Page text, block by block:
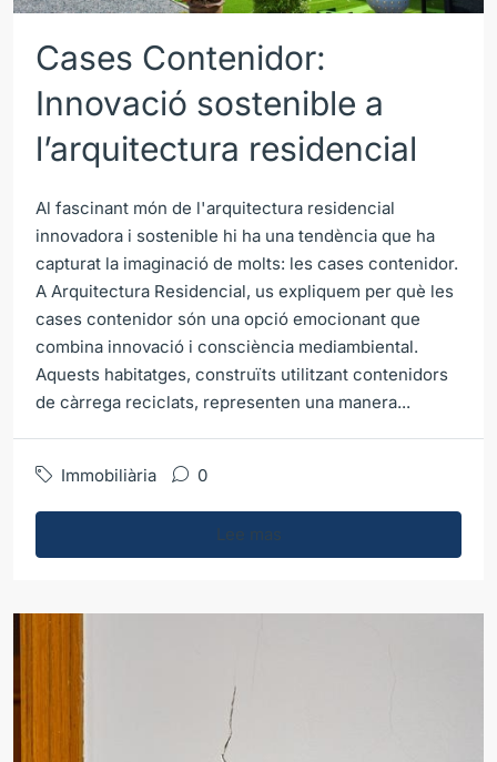
Cases Contenidor:
Innovació sostenible a
l’arquitectura residencial
Al fascinant món de l'arquitectura residencial
innovadora i sostenible hi ha una tendència que ha
capturat la imaginació de molts: les cases contenidor.
A Arquitectura Residencial, us expliquem per què les
cases contenidor són una opció emocionant que
combina innovació i consciència mediambiental.
Aquests habitatges, construïts utilitzant contenidors
de càrrega reciclats, representen una manera...
Immobiliària 0
Lee mas